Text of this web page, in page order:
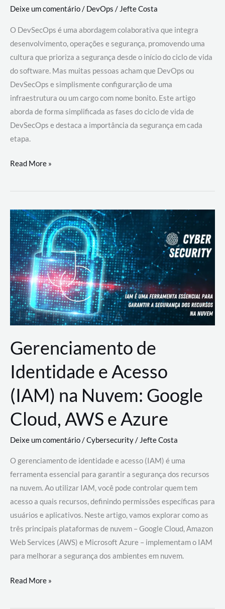
Deixe um comentário/ DevOps /Jefte Costa
O DevSecOps é uma abordagem colaborativa que integra
desenvolvimento, operações e segurança, promovendo uma
cultura que prioriza a segurança desde o início do ciclo de vida
do software. Mas muitas pessoas acham que DevOps ou
DevSecOps e simplismente configurarção de uma
infraestrutura ou um cargo com nome bonito. Este artigo
aborda de forma simplificada as fases do ciclo de vida de
DevSecOps e destaca a importância da segurança em cada
etapa.
DevSecOps
Prática:
Desenvolvimento,
Segurança
e
Operações
Read More »
Gerenciamento de
Identidade e Acesso
(IAM) na Nuvem: Google
Cloud, AWS e Azure
Deixe um comentário/Cybersecurity/ Jefte Costa
O gerenciamento de identidade e acesso (IAM) é uma
ferramenta essencial para garantir a segurança dos recursos
na nuvem. Ao utilizar IAM, você pode controlar quem tem
acesso a quais recursos, definindo permissões específicas para
usuários e aplicativos. Neste artigo, vamos explorar como as
três principais plataformas de nuvem – Google Cloud, Amazon
Web Services (AWS) e Microsoft Azure – implementam o IAM
para melhorar a segurança dos ambientes em nuvem.
Gerenciamento
Read More »